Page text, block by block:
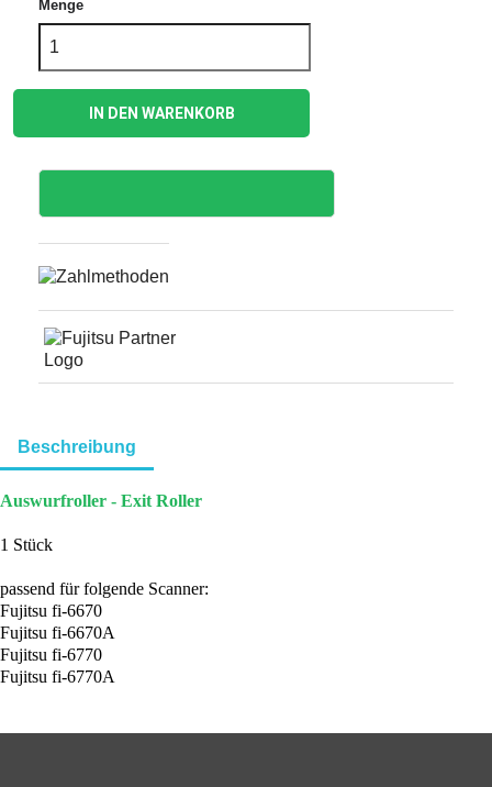
Menge
IN DEN WARENKORB
Beschreibung
Auswurfroller - Exit Roller
1 Stück
passend für folgende Scanner:
Fujitsu fi-6670
Fujitsu fi-6670A
Fujitsu fi-6770
Fujitsu fi-6770A